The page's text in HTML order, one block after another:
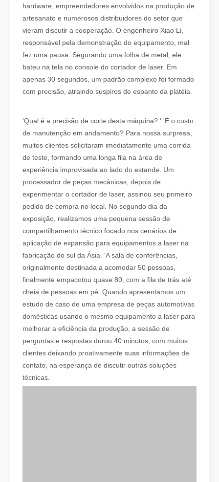
O que é corte a laser de tubo？
O corte a laser de tubos é uma tecnologia chave na indústria
Como escolher seu parceiro de trabalho: máquina de corte a laser
O corte a laser de metal é um método de precisão amplamente
hardware, empreendedores envolvidos na produção de
artesanato e numerosos distribuidores do setor que
vieram discutir a cooperação. O engenheiro Xiao Li,
responsável pela demonstração do equipamento, mal
fez uma pausa. Segurando uma folha de metal, ele
bateu na tela no console do cortador de laser. Em
apenas 30 segundos, um padrão complexo foi formado
com precisão, atraindo suspiros de espanto da platéia.
'Qual é a precisão de corte desta máquina? ' 'É o custo
de manutenção em andamento? Para nossa surpresa,
muitos clientes solicitaram imediatamente uma corrida
de teste, formando uma longa fila na área de
experiência improvisada ao lado do estande. Um
processador de peças mecânicas, depois de
experimentar o cortador de laser, assinou seu primeiro
pedido de compra no local. No segundo dia da
exposição, realizamos uma pequena sessão de
compartilhamento técnico focado nos cenários de
aplicação de expansão para equipamentos a laser na
fabricação do sul da Ásia. 'A sala de conferências,
originalmente destinada a acomodar 50 pessoas,
finalmente empacotou quase 80, com a fila de trás até
cheia de pessoas em pé. Quando apresentamos um
estudo de caso de uma empresa de peças automotivas
domésticas usando o mesmo equipamento a laser para
melhorar a eficiência da produção, a sessão de
perguntas e respostas durou 40 minutos, com muitos
clientes deixando proativamente suas informações de
contato, na esperança de discutir outras soluções
técnicas.